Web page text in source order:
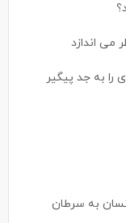
می اندازد
را به جد پیگیر
به سرطان